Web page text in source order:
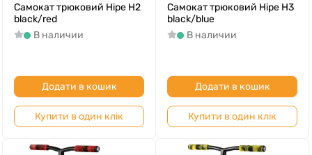
Самокат трюковий Hipe H2
black/red
В наличии
Додати в кошик
Купити в один клік
Самокат трюковий Hipe H3
black/blue
В наличии
Додати в кошик
Купити в один клік